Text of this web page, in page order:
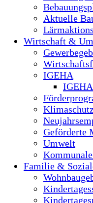
Aktuelle
Wirtschaft &
IGEHA
Geförderte
Umwelt
Familie &